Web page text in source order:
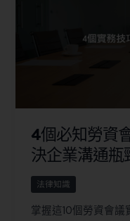
4個必知勞資
決企業溝通瓶
法律知識
掌握這10個勞資會